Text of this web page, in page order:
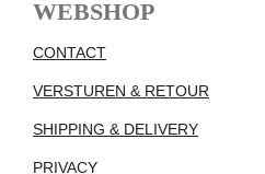
WEBSHOP
CONTACT
VERSTUREN & RETOUR
SHIPPING & DELIVERY
PRIVACY